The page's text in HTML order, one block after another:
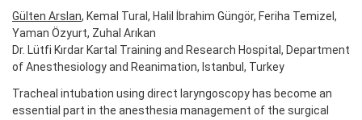
Gülten Arslan, Kemal Tural, Halil İbrahim Güngör, Feriha Temizel,
Yaman Özyurt, Zuhal Arıkan
Dr. Lütfi Kırdar Kartal Training and Research Hospital, Department
of Anesthesiology and Reanimation, Istanbul, Turkey
Tracheal intubation using direct laryngoscopy has become an
essential part in the anesthesia management of the surgical